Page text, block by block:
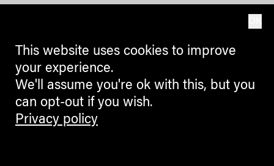
This website uses cookies to improve
your experience.
We'll assume you're ok with this, but you
can opt-out if you wish.
Privacy policy